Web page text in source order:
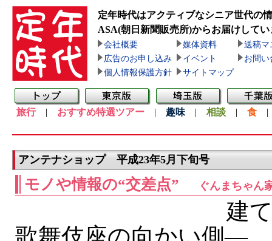
定年時代はアクティブなシニア世代の
ASA(朝日新聞販売所)からお届けしてい
会社概要 媒体資料
送稿マ
広告のお申し込み
イベント
お問い
個人情報保護方針
サイトマップ
旅行| おすすめ特選ツアー | 趣味 | 相談 | 食
アンテナショップ 平成23年5月下旬号
モノや情報の“交差点” ぐんまちゃん
建て